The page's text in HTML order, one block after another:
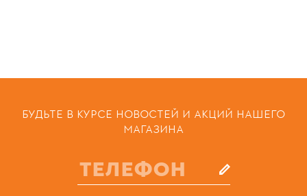
БУДЬТЕ В КУРСЕ НОВОСТЕЙ И АКЦИЙ НАШЕГО
МАГАЗИНА